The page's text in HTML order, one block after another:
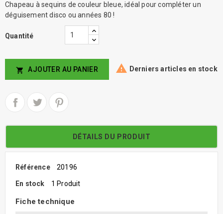
Chapeau à sequins de couleur bleue, idéal pour compléter un
déguisement disco ou années 80 !
Quantité
 AJOUTER AU PANIER  Derniers articles en stock
DÉTAILS DU PRODUIT
Référence 20196
En stock 1 Produit
Fiche technique